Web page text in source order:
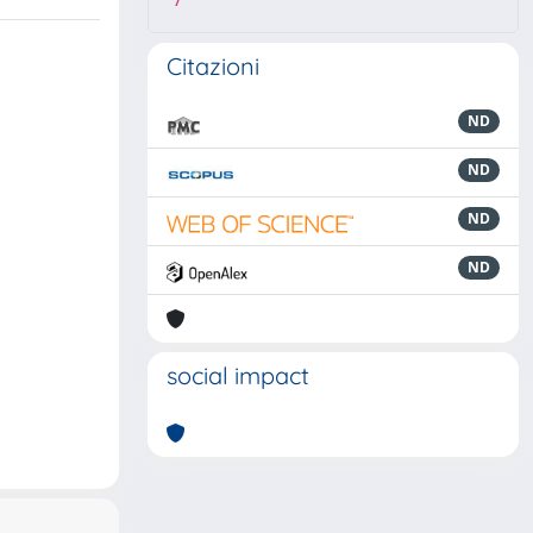
Citazioni
ND
ND
ND
ND
social impact